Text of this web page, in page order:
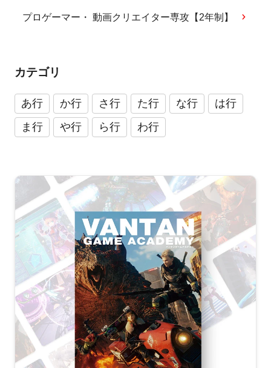
プロゲーマー・ 動画クリエイター専攻【2年制】
カテゴリ
あ行 か行 さ行 た行 な行
は行
ま行
や行 ら行 わ行